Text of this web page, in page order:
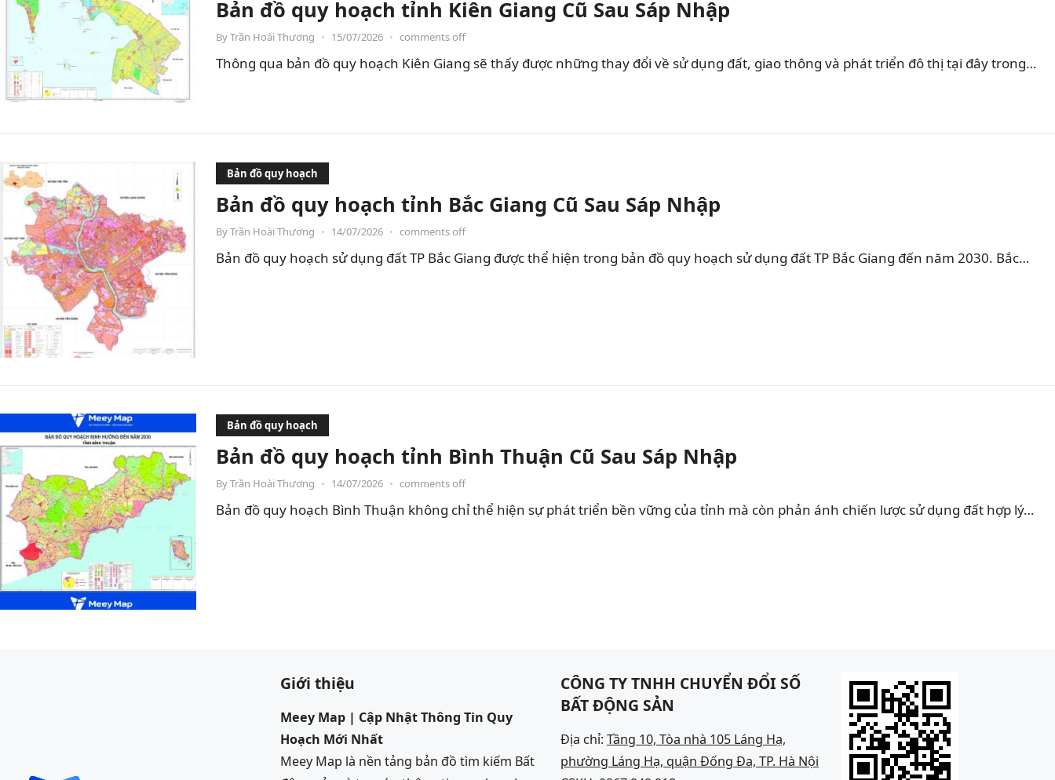
Bản đồ quy hoạch tỉnh Kiên Giang Cũ Sau Sáp Nhập
ByTrần Hoài Thương • 15/07/2026 • comments off
Thông qua bản đồ quy hoạch Kiên Giang sẽ thấy được những thay đổi về sử dụng đất, giao thông và phát triển đô thị tại đây trong…
Bản đồ quy hoạch
Bản đồ quy hoạch tỉnh Bắc Giang Cũ Sau Sáp Nhập
ByTrần Hoài Thương • 14/07/2026 • comments off
Bản đồ quy hoạch sử dụng đất TP Bắc Giang được thể hiện trong bản đồ quy hoạch sử dụng đất TP Bắc Giang đến năm 2030. Bắc…
Bản đồ quy hoạch
Bản đồ quy hoạch tỉnh Bình Thuận Cũ Sau Sáp Nhập
ByTrần Hoài Thương • 14/07/2026 • comments off
Bản đồ quy hoạch Bình Thuận không chỉ thể hiện sự phát triển bền vững của tỉnh mà còn phản ánh chiến lược sử dụng đất hợp lý…
Giới thiệu
Meey Map | Cập Nhật Thông Tin Quy
Hoạch Mới Nhất
Meey Map là nền tảng bản đồ tìm kiếm Bất
CÔNG TY TNHH CHUYỂN ĐỔI SỐ
BẤT ĐỘNG SẢN
Địa chỉ: Tầng 10, Tòa nhà 105 Láng Hạ,
phường Láng Hạ, quận Đống Đa, TP. Hà Nội